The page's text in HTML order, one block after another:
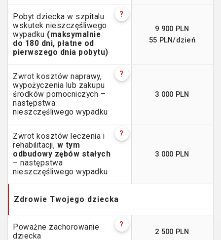
Pobyt dziecka w szpitalu
wskutek nieszczęśliwego
wypadku (maksymalnie
do 180 dni, płatne od
pierwszego dnia pobytu)
?
9 900 PLN
55 PLN/dzień
Zwrot kosztów naprawy,
wypożyczenia lub zakupu
środków pomocniczych –
następstwa
nieszczęśliwego wypadku
?
3 000 PLN
Zwrot kosztów leczenia i
rehabilitacji, w tym
odbudowy zębów stałych
– następstwa
nieszczęśliwego wypadku
?
3 000 PLN
Zdrowie Twojego dziecka
Poważne zachorowanie
dziecka
?
2 500 PLN